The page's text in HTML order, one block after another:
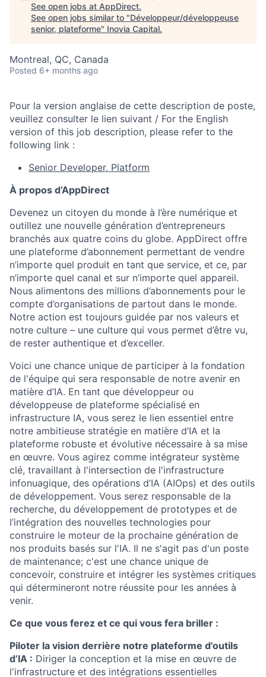
See open jobs at AppDirect.
See open jobs similar to "Développeur/développeuse
senior, plateforme" Inovia Capital.
Montreal, QC, Canada
Posted 6+ months ago
Pour la version anglaise de cette description de poste,
veuillez consulter le lien suivant / For the English
version of this job description, please refer to the
following link :
Senior Developer, Platform
À propos d’AppDirect
Devenez un citoyen du monde à l’ère numérique et
outillez une nouvelle génération d’entrepreneurs
branchés aux quatre coins du globe. AppDirect offre
une plateforme d’abonnement permettant de vendre
n’importe quel produit en tant que service, et ce, par
n’importe quel canal et sur n’importe quel appareil.
Nous alimentons des millions d’abonnements pour le
compte d’organisations de partout dans le monde.
Notre action est toujours guidée par nos valeurs et
notre culture – une culture qui vous permet d’être vu,
de rester authentique et d’exceller.
Voici une chance unique de participer à la fondation
de l'équipe qui sera responsable de notre avenir en
matière d’IA. En tant que développeur ou
développeuse de plateforme spécialisé en
infrastructure IA, vous serez le lien essentiel entre
notre ambitieuse stratégie en matière d’IA et la
plateforme robuste et évolutive nécessaire à sa mise
en œuvre. Vous agirez comme intégrateur système
clé, travaillant à l'intersection de l'infrastructure
infonuagique, des opérations d’IA (AIOps) et des outils
de développement. Vous serez responsable de la
recherche, du développement de prototypes et de
l’intégration des nouvelles technologies pour
construire le moteur de la prochaine génération de
nos produits basés sur l'IA. Il ne s'agit pas d'un poste
de maintenance; c'est une chance unique de
concevoir, construire et intégrer les systèmes critiques
qui détermineront notre réussite pour les années à
venir.
Ce que vous ferez et ce qui vous fera briller :
Piloter la vision derrière notre plateforme d'outils
d’IA : Diriger la conception et la mise en œuvre de
l'infrastructure et des intégrations essentielles